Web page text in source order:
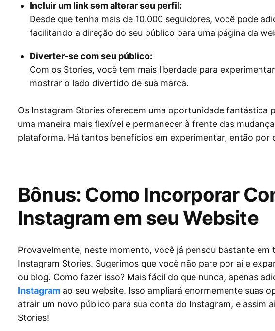
Incluir um link sem alterar seu perfil:
Desde que tenha mais de 10.000 seguidores, você pode
facilitando a direção do seu público para uma página da
Diverter-se com seu público:
Com os Stories, você tem mais liberdade para
mostrar o lado divertido de sua marca.
Os Instagram Stories oferecem uma oportunidade fantástica
uma maneira mais flexível e permanecer à frente das
plataforma. Há tantos benefícios em experimentar, então por
Bônus: Como Incorporar
Instagram em seu Website
Provavelmente, neste momento, você já pensou bastante
Instagram Stories. Sugerimos que você não pare por aí e
ou blog. Como fazer isso? Mais fácil do que nunca, apenas
Instagram ao seu website. Isso ampliará enormemente suas
atrair um novo público para sua conta do Instagram, e assim
Stories!